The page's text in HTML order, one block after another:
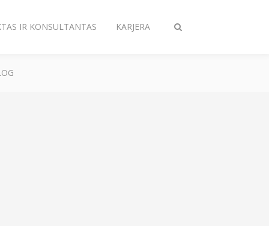
Perjungiama
IR KONSULTANTAS KARJERA